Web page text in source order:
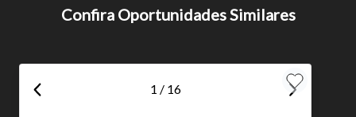
Para aumentar ou diminuir a fonte em nosso site, utilize os
atalhos Ctrl+ (para aumentar) e Ctrl- (para diminuir) no seu
Confira Oportunidades Similares
1 / 16